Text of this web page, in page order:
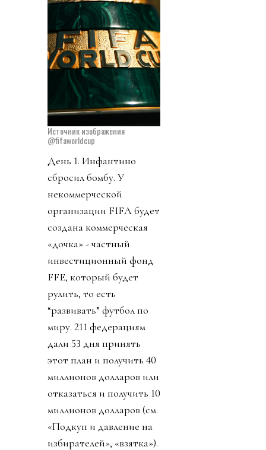
Источник изображения
@fifaworldcup
День 1. Инфантино
сбросил бомбу. У
некоммерческой
организации FIFA будет
создана коммерческая
«дочка» - частный
инвестиционный фонд
FFE, который будет
рулить, то есть
“развивать” футбол по
миру. 211 федерациям
дали 53 дня принять
этот план и получить 40
миллионов долларов или
отказаться и получить 10
миллионов долларов (см.
«Подкуп и давление на
избирателей», «взятка»).